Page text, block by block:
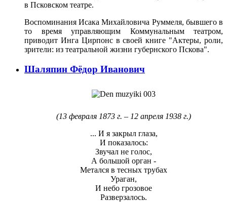
в Псковском театре.
Воспоминания Исака Михайловича Руммеля, бывшего в
то время управляющим Коммунальным театром,
приводит Инга Цирпонс в своей книге "Актеры, роли,
зрители: из театральной жизни губернского Пскова".
Шаляпин Фёдор Иванович
(13 февраля 1873 г. – 12 апреля 1938 г.)
... И я закрыл глаза,
И показалось:
Звучал не голос,
А большой орган -
Метался в тесных трубах
Ураган,
И небо грозовое
Разверзалось.